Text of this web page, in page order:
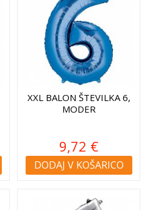
XXL BALON ŠTEVILKA 6,
MODER
9,72 €
DODAJ V KOŠARICO